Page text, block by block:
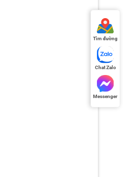
Tìm đường
Chat Zalo
Messenger